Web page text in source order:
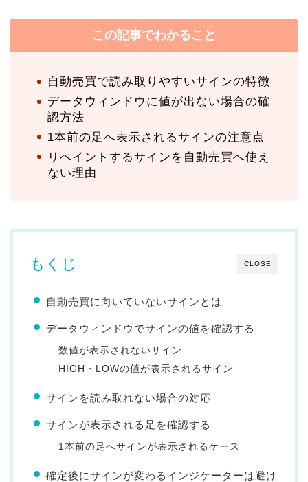
この記事でわかること
自動売買で読み取りやすいサインの特徴
データウィンドウに値が出ない場合の確
認方法
1本前の足へ表示されるサインの注意点
リペイントするサインを自動売買へ使え
ない理由
CLOSE
もくじ
自動売買に向いていないサインとは
データウィンドウでサインの値を確認する
数値が表示されないサイン
HIGH・LOWの値が表示されるサイン
サインを読み取れない場合の対応
サインが表示される足を確認する
1本前の足へサインが表示されるケース
確定後にサインが変わるインジケーターは避け